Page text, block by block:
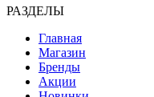
РАЗДЕЛЫ
Главная
Магазин
Бренды
Акции